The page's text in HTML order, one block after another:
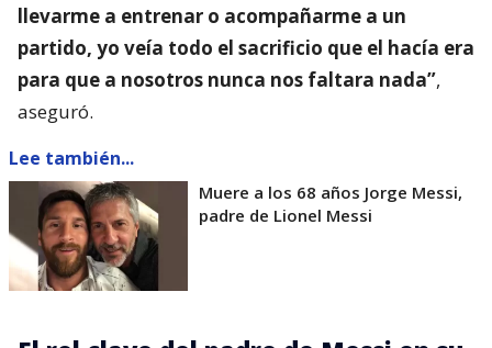
llevarme a entrenar o acompañarme a un
partido, yo veía todo el sacrificio que el hacía era
para que a nosotros nunca nos faltara nada”,
aseguró.
Lee también...
Muere a los 68 años Jorge Messi,
padre de Lionel Messi